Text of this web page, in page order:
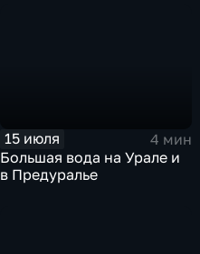
15 июля
4 мин
Большая вода на Урале и
в Предуралье